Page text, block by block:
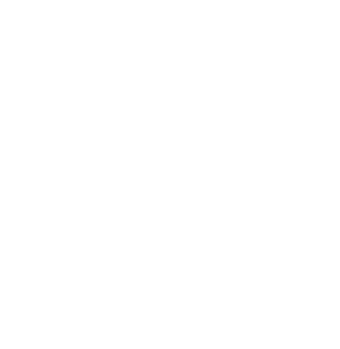
Toten Meer (1 kg)
einer besonders reinen und vom Körper